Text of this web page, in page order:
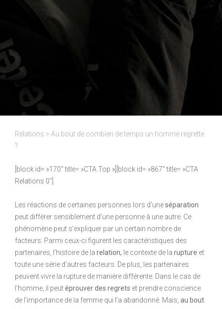
Relations > Au bout de combien de temps un homme regrette
?
[block id= »170″ title= »CTA Top »][block id= »867″ title= »CTA
Relations 0″]
Les réactions de certaines personnes lors d’uneséparation
peut différer sensiblement d’une personne à une autre. Ce
phénomène peut s’expliquer par un certain nombre de
facteurs. Parmi ceux-ci figurent les caractéristiques des
partenaires, l’histoire de la relation, le contexte de la rupture et
toute une série d’autres facteurs. De plus, les partenaires
peuvent vivre la rupture de manière différente. Dans le cas de
l’homme, il peutéprouver des regrets et prendre conscience
de l’importance de la femme qui l’a abandonné. Mais, au bout